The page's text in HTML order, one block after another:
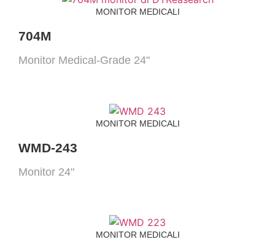
MONITOR MEDICALI
704M
Monitor Medical-Grade 24"
MONITOR MEDICALI
WMD-243
Monitor 24"
MONITOR MEDICALI